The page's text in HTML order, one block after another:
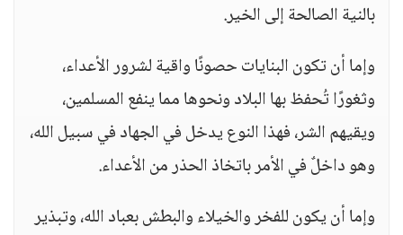
بالنية الصالحة إلى الخير.
وإما أن تكون البنايات حصونًا واقية لشرور الأعداء،
وثغورًا تُحفظ بها البلاد ونحوها مما ينفع المسلمين،
ويقيهم الشر، فهذا النوع يدخل في الجهاد في سبيل الله،
وهو داخلٌ في الأمر باتخاذ الحذر من الأعداء.
وإما أن يكون للفخر والخيلاء والبطش بعباد الله، وتبذير